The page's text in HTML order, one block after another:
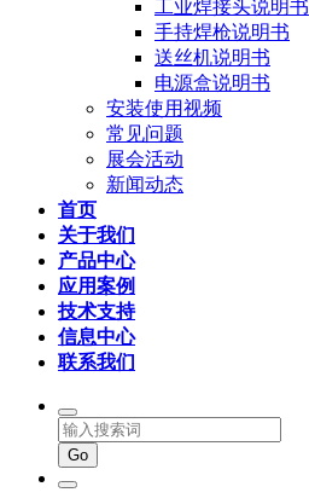
工业焊接头说明书
手持焊枪说明书
送丝机说明书
电源盒说明书
安装使用视频
常见问题
展会活动
新闻动态
首页
关于我们
产品中心
应用案例
技术支持
信息中心
联系我们